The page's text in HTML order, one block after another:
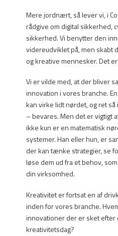
Mere jordnært, så lever vi, i
rådgive om digital sikkerhed,
sikkerhed. Vi benytter den
videreudviklet på, men skabt
og kreative mennesker. Det
Vi er vilde med, at der bliver
innovation i vores branche.
kan virke lidt nørdet, og ret
– bevares. Men det er vigtigt
ikke kun er en matematisk
systemer. Han eller hun, er
der kan tænke strategier, se
løse dem ud fra et behov,
din virksomhed.
Kreativitet er fortsat en af
inden for vores branche.
innovationer der er sket
kreativitetsdag?